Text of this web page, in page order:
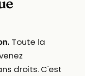
Toute la
droits. C'est